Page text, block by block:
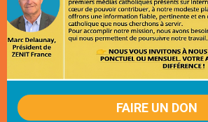
FAIRE UN DON